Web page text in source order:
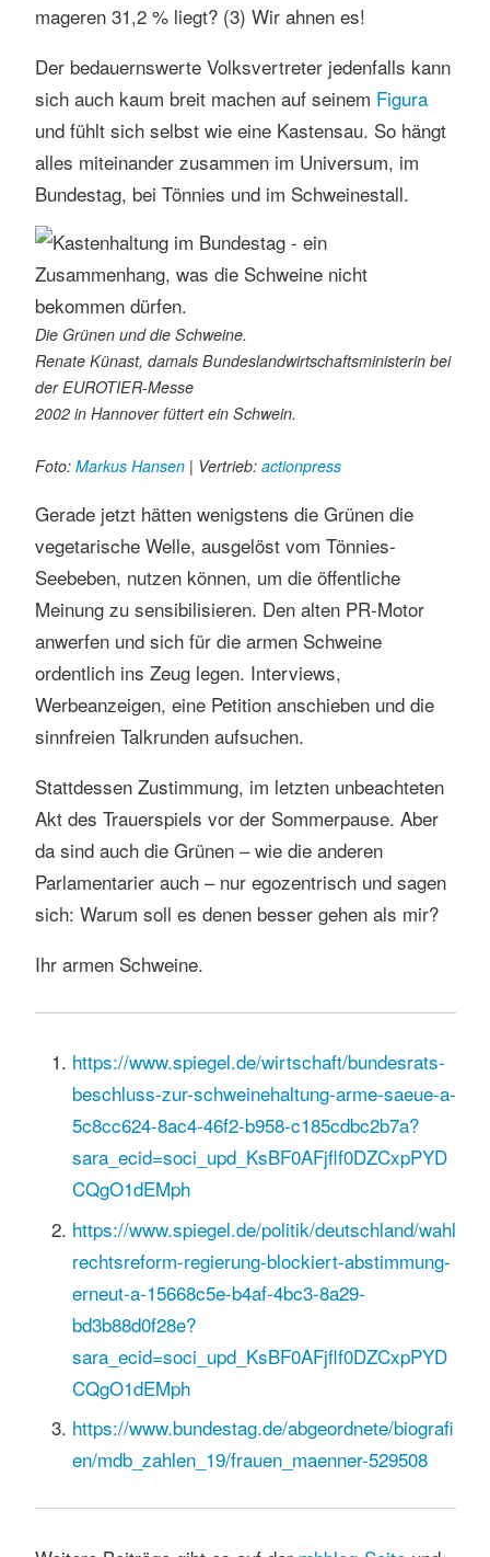
mageren 31,2 % liegt? (3) Wir ahnen es!
Der bedauernswerte Volksvertreter jedenfalls kann
sich auch kaum breit machen auf seinem Figura
und fühlt sich selbst wie eine Kastensau. So hängt
alles miteinander zusammen im Universum, im
Bundestag, bei Tönnies und im Schweinestall.
Die Grünen und die Schweine.
Renate Künast, damals Bundeslandwirtschaftsministerin bei
der EUROTIER-Messe
2002 in Hannover füttert ein Schwein.
Foto: Markus Hansen| Vertrieb: actionpress
Gerade jetzt hätten wenigstens die Grünen die
vegetarische Welle, ausgelöst vom Tönnies-
Seebeben, nutzen können, um die öffentliche
Meinung zu sensibilisieren. Den alten PR-Motor
anwerfen und sich für die armen Schweine
ordentlich ins Zeug legen. Interviews,
Werbeanzeigen, eine Petition anschieben und die
sinnfreien Talkrunden aufsuchen.
Stattdessen Zustimmung, im letzten unbeachteten
Akt des Trauerspiels vor der Sommerpause. Aber
da sind auch die Grünen – wie die anderen
Parlamentarier auch – nur egozentrisch und sagen
sich: Warum soll es denen besser gehen als mir?
Ihr armen Schweine.
https://www.spiegel.de/wirtschaft/bundesrats-
beschluss-zur-schweinehaltung-arme-saeue-a-
5c8cc624-8ac4-46f2-b958-c185cdbc2b7a?
sara_ecid=soci_upd_KsBF0AFjflf0DZCxpPYD
CQgO1dEMph
https://www.spiegel.de/politik/deutschland/wahl
rechtsreform-regierung-blockiert-abstimmung-
erneut-a-15668c5e-b4af-4bc3-8a29-
bd3b88d0f28e?
sara_ecid=soci_upd_KsBF0AFjflf0DZCxpPYD
CQgO1dEMph
https://www.bundestag.de/abgeordnete/biografi
en/mdb_zahlen_19/frauen_maenner-529508